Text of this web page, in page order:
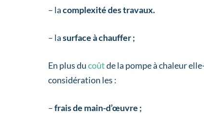
– lacomplexité des travaux.
– lasurface à chauffer ;
En plus ducoûtde la pompe à chaleur
considération les :
–frais de main-d’œuvre ;